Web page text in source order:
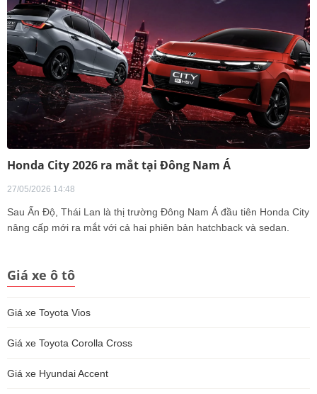
Honda City 2026 ra mắt tại Đông Nam Á
27/05/2026 14:48
Sau Ấn Độ, Thái Lan là thị trường Đông Nam Á đầu tiên Honda City
nâng cấp mới ra mắt với cả hai phiên bản hatchback và sedan.
Giá xe ô tô
Giá xe Toyota Vios
Giá xe Toyota Corolla Cross
Giá xe Hyundai Accent